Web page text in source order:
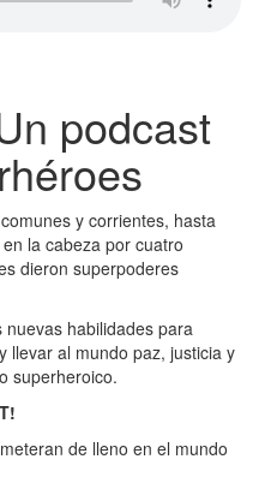
podcast
y corrientes, hasta
la cabeza por cuatro
dieron superpoderes
habilidades para
llevar al mundo paz, justicia y
superheroico.
de lleno en el mundo